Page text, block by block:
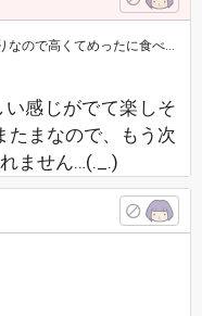
いのを食べます(*^^*) 楽しいです(^^) 主さん、初…
感じがでて楽しそ
たまなので、もう次
ません…(._.)